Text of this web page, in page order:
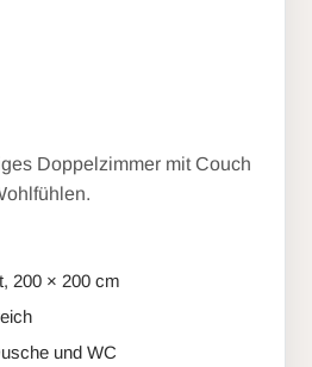
Doppelzimmer mit Couch
200 × 200 cm
und WC